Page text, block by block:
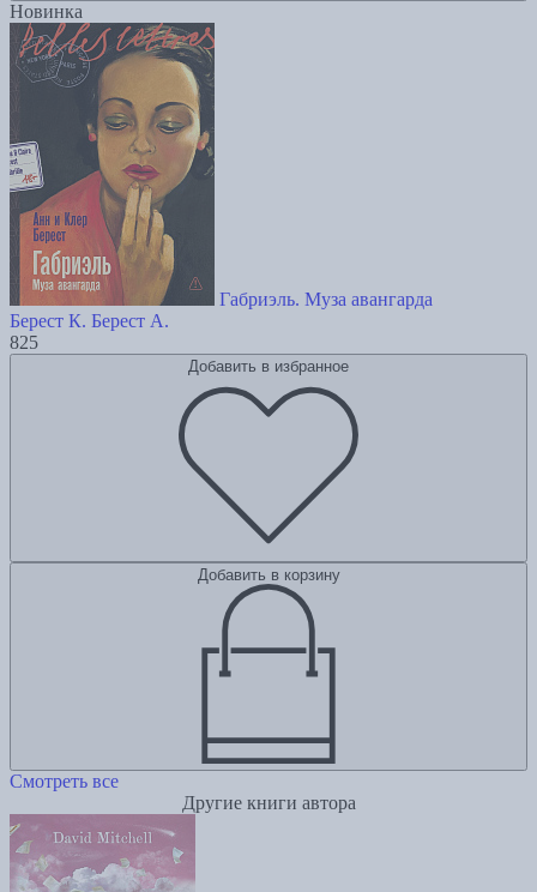
Новинка
Габриэль. Муза авангарда
Берест К. Берест А.
825
Добавить в избранное
Добавить в корзину
Смотреть все
Другие книги автора